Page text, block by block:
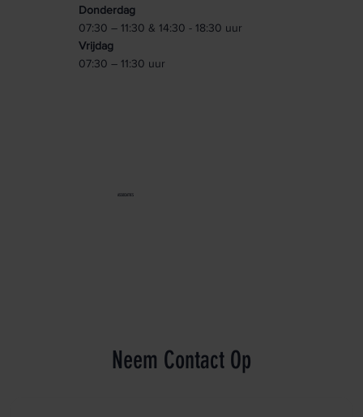
Donderdag
07:30 – 11:30 & 14:30 - 18:30 uur
Vrijdag
07:30 – 11:30 uur
ASSOCIATIES
Neem Contact Op